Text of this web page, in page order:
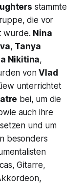
stammte
die vor
wurde. Nina
, Tanya
Nikitina,
vonVlad
unterrichtet
bei, um die
auch ihre
und um
besonders
Gitarre,